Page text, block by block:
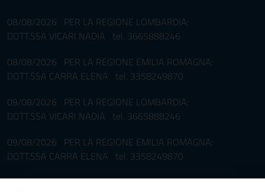
08/08/2026 PER LA REGIONE LOMBARDIA:
DOTT.SSA VICARI NADIA tel. 3665888246
08/08/2026 PER LA REGIONE EMILIA ROMAGNA:
DOTT.SSA CARRA ELENA tel. 3358249870
09/08/2026 PER LA REGIONE LOMBARDIA:
DOTT.SSA VICARI NADIA tel. 3665888246
09/08/2026 PER LA REGIONE EMILIA ROMAGNA:
DOTT.SSA CARRA ELENA tel. 3358249870